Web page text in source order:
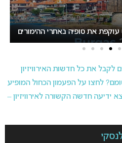
ההכרזה על העיר המארחת צפויה לקרות בשבוע
לקבל את כל חדשות האירוויזיון
לחצו על הפעמון הכחול המופיע
חדשה הקשורה לאירוויזיון –